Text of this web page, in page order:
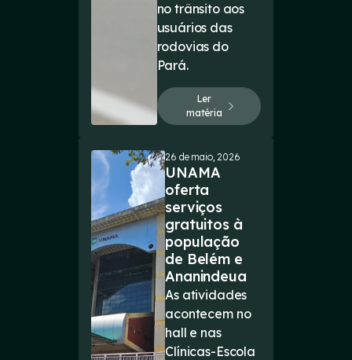
no trânsito aos
usuários das
rodovias do
Pará.
Ler
matéria
26 de maio, 2026
UNAMA
oferta
serviços
gratuitos à
população
de Belém e
Ananindeua
As atividades
acontecem no
hall e nas
Clínicas-Escola